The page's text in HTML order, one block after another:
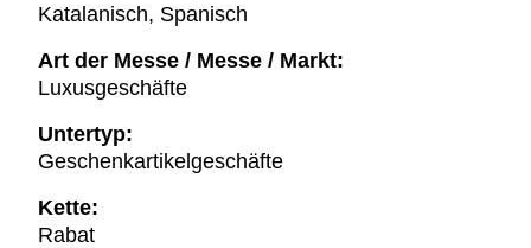
Katalanisch, Spanisch
Art der Messe / Messe / Markt:
Luxusgeschäfte
Untertyp:
Geschenkartikelgeschäfte
Kette:
Rabat